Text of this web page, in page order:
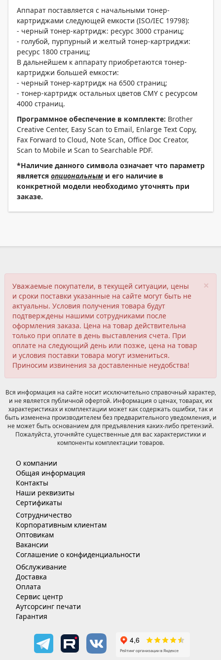
Аппарат поставляется с начальными тонер-
картриджами следующей емкости (ISO/IEC 19798):
- черный тонер-картридж: ресурс 3000 страниц;
- голубой, пурпурный и желтый тонер-картриджи:
ресурс 1800 страниц;
В дальнейшем к аппарату приобретаются тонер-
картриджи большей емкости:
- черный тонер-картридж на 6500 страниц;
- тонер-картридж остальных цветов CMY с ресурсом
4000 страниц.
Программное обеспечение в комплекте: Brother
Creative Center, Easy Scan to Email, Enlarge Text Copy,
Fax Forward to Cloud, Note Scan, Office Doc Creator,
Scan to Mobile и Scan to Searchable PDF.
*Наличие данного символа означает что параметр
является опциональным и его наличие в
конкретной модели необходимо уточнять при
заказе.
×
Уважаемые покупатели, в текущей ситуации, цены
и сроки поставки указанные на сайте могут быть не
актуальны. Условия получения товара будут
подтверждены нашими сотрудниками после
оформления заказа. Цена на товар действительна
только при оплате в день выставления счета. При
оплате на следующий день или позже, цена на товар
и условия поставки товара могут измениться.
Приносим извинения за доставленные неудобства!
Вся информация на сайте носит исключительно справочный характер,
и не является публичной офертой. Информация о ценах, товарах, их
характеристиках и комплектации может как содержать ошибки, так и
быть изменена производителем без предварительного уведомления, и
не может быть основанием для предъявления каких-либо претензий.
Пожалуйста, уточняйте существенные для вас характеристики и
компоненты комплектации товаров.
О компании
Общая информация
Контакты
Наши реквизиты
Сертификаты
Сотрудничество
Корпоративным клиентам
Оптовикам
Вакансии
Соглашение о конфиденциальности
Обслуживание
Доставка
Оплата
Сервис центр
Аутсорсинг печати
Гарантия